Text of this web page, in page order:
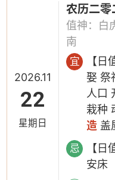
2026.11
22
星期日
农历二零
值神：白
南
宜
【
娶 祭
人口
栽种
造 盖
忌
【
安床